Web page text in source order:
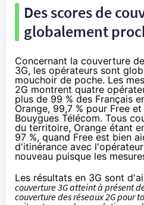
Des scores de
globalement
Concernant la couverture
3G, les opérateurs sont
mouchoir de poche. Les
2G montrent quatre
plus de 99 % des Français
Orange, 99,7 % pour Free et
Bouygues Télécom. Tous
du territoire, Orange étant
97 %, quand Free est bien
d'itinérance avec
nouveau puisque les
Les résultats en 3G sont
couverture 3G atteint à présent
couverture des réseaux 2G pour